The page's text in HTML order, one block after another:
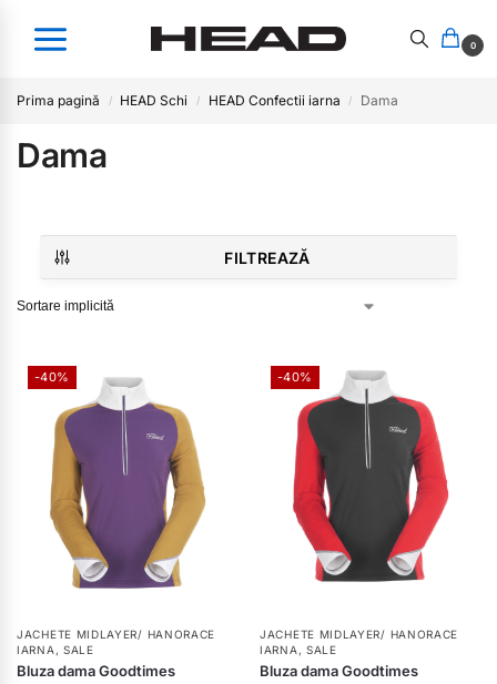
0
Prima pagină / HEAD Schi / HEAD Confectii iarna / Dama
Dama
FILTREAZĂ
-40%
JACHETE MIDLAYER/ HANORACE
IARNA, SALE
Bluza dama Goodtimes
-40%
JACHETE MIDLAYER/ HANORACE
IARNA, SALE
Bluza dama Goodtimes